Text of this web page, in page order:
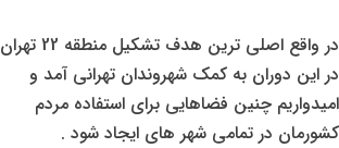
در واقع اصلی ترین هدف تشکیل منطقه 22 تهران
در این دوران به کمک شهروندان تهرانی آمد و
امیدواریم چنین فضاهایی برای استفاده مردم
کشورمان در تمامی شهر های ایجاد شود .